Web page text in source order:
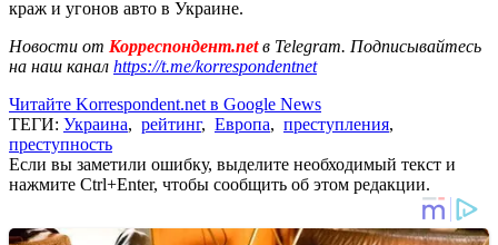
краж и угонов авто в Украине.
Новости от Корреспондент.netв Telegram. Подписывайтесь
на наш канал https://t.me/korrespondentnet
Читайте Korrespondent.net в Google News
ТЕГИ: Украина, рейтинг, Европа, преступления,
преступность
Если вы заметили ошибку, выделите необходимый текст и
нажмите Ctrl+Enter, чтобы сообщить об этом редакции.